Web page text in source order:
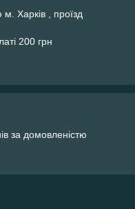
Харків , проїзд
200 грн
за домовленістю